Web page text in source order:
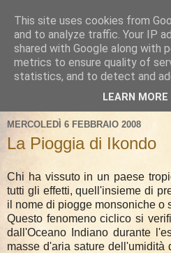
MERCOLEDÌ 6 FEBBRAIO 2008
La Pioggia di Ikondo
Chi ha vissuto in un paese
tutti gli effetti, quell'insieme di
il nome di piogge monsoniche o
Questo fenomeno ciclico si
dall'Oceano Indiano durante
masse d'aria sature dell'umidità
This site uses cookies from
and to analyze traffic. Your IP
shared with Google along with
metrics to ensure quality of
statistics, and to detect and
LEARN MORE